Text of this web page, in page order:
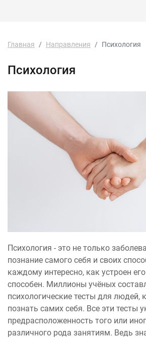
Главная Направления Психология
Психология
Психология - это не только
познание самого себя и своих
каждому интересно, как устроен
способен. Миллионы учёных
психологические тесты для людей,
познать самих себя. Все эти тесты
предрасположенность того или
различного рода занятиям. Ведь